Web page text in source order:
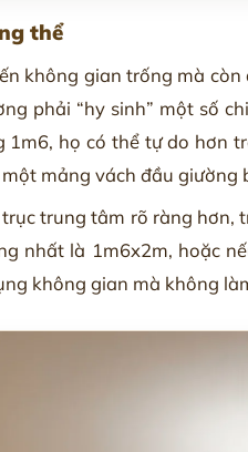
thể
không gian trống mà
phải “hy sinh” một số
họ có thể tự do hơn
mảng vách đầu giường
trung tâm rõ ràng
nhất là 1m6x2m, hoặc
không gian mà không